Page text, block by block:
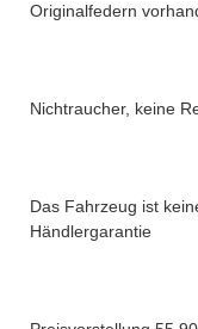
Originalfedern
Nichtraucher, keine
Das Fahrzeug ist
Händlergarantie